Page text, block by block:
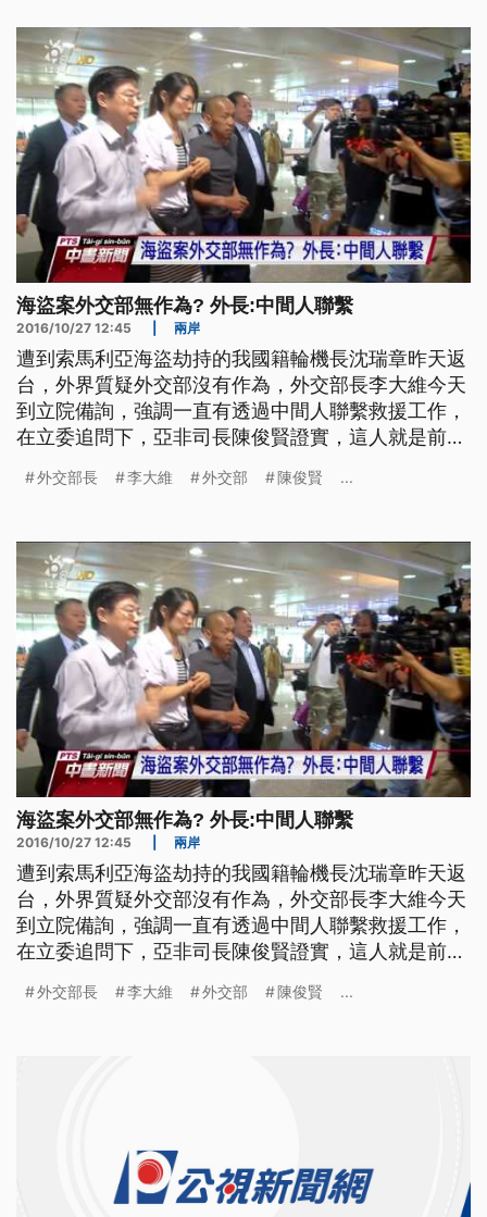
題，對人事異動三緘其口。 ==外交部亞非司長 陳俊
賢 vs. 記者
海盜案外交部無作為? 外長:中間人聯繫
2016/10/27 12:45 兩岸
遭到索馬利亞海盜劫持的我國籍輪機長沈瑞章昨天返
台，外界質疑外交部沒有作為，外交部長李大維今天
到立院備詢，強調一直有透過中間人聯繫救援工作，
在立委追問下，亞非司長陳俊賢證實，這人就是前立
質詢外交部長李大維，卻因為衛環委員會的議事錄爭
延宕快半小時後，才順利舉行。由於我國籍輪機長沈
瑞章，在遭劫持4年半後
外交部長 李大維 外交部 陳俊賢 ...
海盜案外交部無作為? 外長:中間人聯繫
2016/10/27 12:45 兩岸
遭到索馬利亞海盜劫持的我國籍輪機長沈瑞章昨天返
台，外界質疑外交部沒有作為，外交部長李大維今天
到立院備詢，強調一直有透過中間人聯繫救援工作，
在立委追問下，亞非司長陳俊賢證實，這人就是前立
質詢外交部長李大維，卻因為衛環委員會的議事錄爭
外交部長 李大維 外交部 陳俊賢 ...